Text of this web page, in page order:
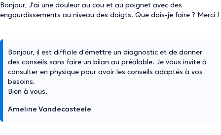
Bonjour, J'ai une douleur au cou et au poignet avec des
engourdissements au niveau des doigts. Que dois-je faire ? Merci !
Bonjour, il est difficile d'émettre un diagnostic et de donner
des conseils sans faire un bilan au préalable. Je vous invite à
consulter en physique pour avoir les conseils adaptés à vos
besoins.
Bien à vous.
Ameline Vandecasteele